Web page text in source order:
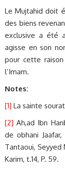
Le Mujtahid doit
des biens
exclusive a été
agisse en son
pour cette
l’Imam.
Notes:
[1] La sainte
[2] Ah,ad Ibn
de obhani
Tantaoui, Seyyed
Karim, t.14, P. 59.